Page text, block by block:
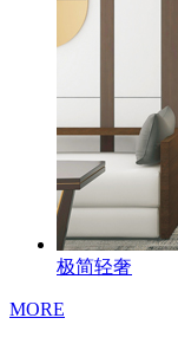
极简轻奢
MORE